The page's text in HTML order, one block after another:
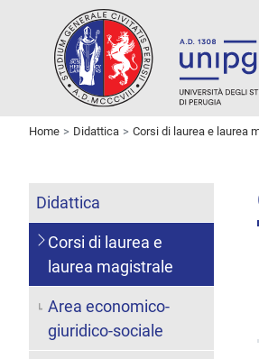
Home Didattica Corsi di laurea e laurea
Didattica
Corsi di laurea e
laurea magistrale
Area economico-
giuridico-sociale